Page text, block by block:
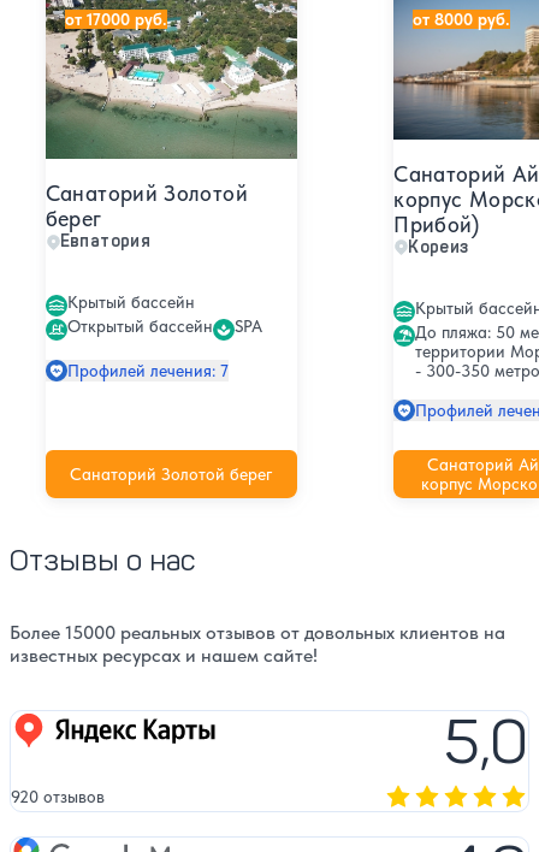
Санаторий Золотой
берег
Евпатория
Крытый бассейн
Открытый бассейн
SPA
Профилей лечения: 7
Санаторий Золотой берег
от 17000 руб.
Санаторий
корпус
Прибой)
Кореиз
Крытый
До пляжа: 50
территории
- 300-350
Профилей
Санаторий
корпус
от 8000 руб.
Отзывы о нас
Более 15000 реальных отзывов от довольных клиентов на
известных ресурсах и нашем сайте!
Яндекс карты 5,0
920 отзывов